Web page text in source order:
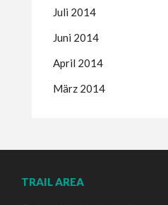
Juli 2014
Juni 2014
April 2014
März 2014
TRAIL AREA